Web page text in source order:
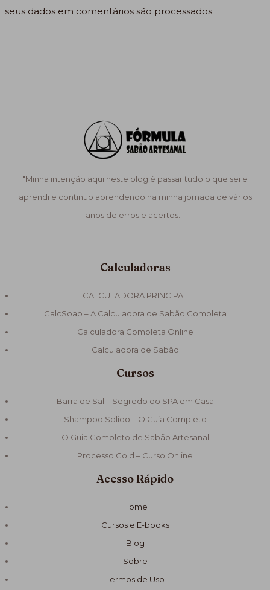
seus dados em comentários são processados.
"Minha intenção aqui neste blog é passar tudo o que sei e
aprendi e continuo aprendendo na minha jornada de vários
anos de erros e acertos. "
Calculadoras
CALCULADORA PRINCIPAL
CalcSoap – A Calculadora de Sabão Completa
Calculadora Completa Online
Calculadora de Sabão
Cursos
Barra de Sal – Segredo do SPA em Casa
Shampoo Solido – O Guia Completo
O Guia Completo de Sabão Artesanal
Processo Cold – Curso Online
Acesso Rápido
Home
Cursos e E-books
Blog
Sobre
Termos de Uso